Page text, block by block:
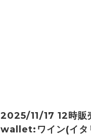
2025/11/17 12時
wallet:ワイン(イタ